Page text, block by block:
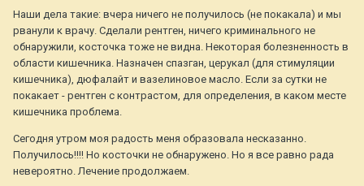
Наши дела такие: вчера ничего не получилось (не покакала) и мы
рванули к врачу. Сделали рентген, ничего криминального не
обнаружили, косточка тоже не видна. Некоторая болезненность в
области кишечника. Назначен спазган, церукал (для стимуляции
кишечника), дюфалайт и вазелиновое масло. Если за сутки не
покакает - рентген с контрастом, для определения, в каком месте
кишечника проблема.
Сегодня утром моя радость меня образовала несказанно.
Получилось!!!! Но косточки не обнаружено. Но я все равно рада
невероятно. Лечение продолжаем.